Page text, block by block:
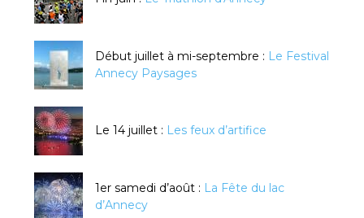
Début juillet à mi-septembre : Le Festival
Annecy Paysages
Le 14 juillet : Les feux d’artifice
1er samedi d’août : La Fête du lac
d’Annecy